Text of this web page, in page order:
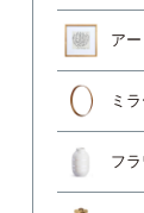
ア
ミ
フ